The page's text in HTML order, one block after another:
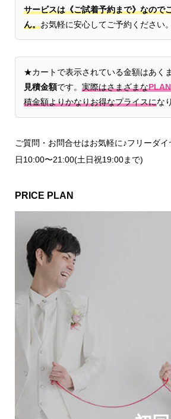
サービスは《ご試着予約まで》なので
ん。お気軽に安心してご予約ください。
★カートで表示されている金額はあく
見積金額です。 実際はさまざまな
積金額よりかなりお得なプライスにな
ご質問・お問合せはお気軽に♪フリーダ
日10:00〜21:00(土日祝19:00まで)
PRICE PLAN